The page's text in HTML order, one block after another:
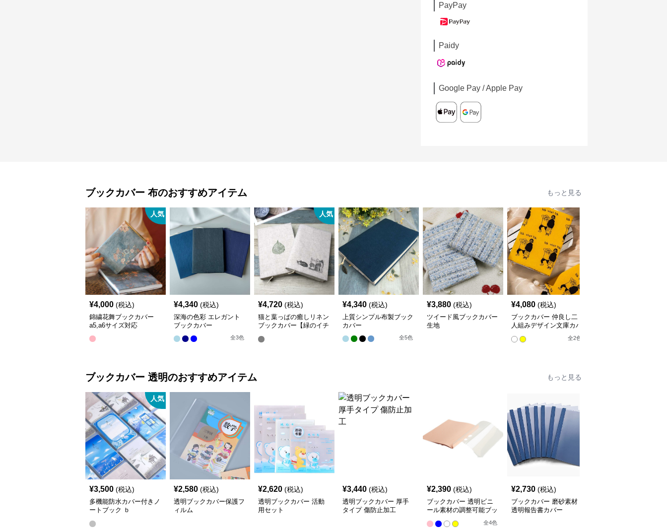
PayPay
Paidy
Google Pay / Apple Pay
ブックカバー 布のおすすめアイテム もっと見る
人気
¥4,000 (税込)
錦繍花舞ブックカバー
a5,a6サイズ対応
¥4,340 (税込)
深海の色彩 エレガント
ブックカバー
全3色
人気
¥4,720 (税込)
猫と葉っぱの癒しリネン
ブックカバー【緑のイチ
¥4,340 (税込)
上質シンプル布製ブック
カバー
全5色
¥3,880 (税込)
ツイード風ブックカバー
生地
¥4,080 (税込)
ブックカバー 仲良し二
人組みデザイン文庫カバ
全2色
ブックカバー 透明のおすすめアイテム もっと見る
人気
¥3,500 (税込)
多機能防水カバー付きノ
ートブック ｂ
¥2,580 (税込)
透明ブックカバー保護フ
ィルム
¥2,620 (税込)
透明ブックカバー 活動
用セット
¥3,440 (税込)
透明ブックカバー 厚手
タイプ 傷防止加工
¥2,390 (税込)
ブックカバー 透明ビニ
ール素材の調整可能ブッ
全4色
¥2,730 (税込)
ブックカバー 磨砂素材
透明報告書カバー